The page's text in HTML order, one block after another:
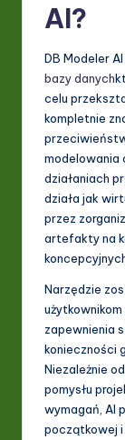
o
ti
o
AI?
DB Modeler
bazy danych
celu
kompletnie
modelowania
działaniach
działa jak
przez
artefakty na
Narzędzie
zapewnienia
konieczności
Niezależnie
pomysłu
wymagań, AI
początkowej i